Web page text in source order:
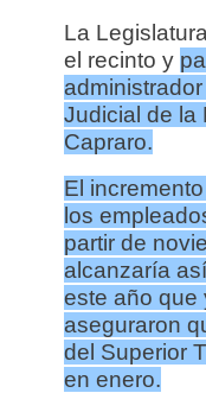
La
el recinto y
Judicial de la
Capraro.
El
los
partir de
alcanzaría
este año que
aseguraron
del Superior
en enero.